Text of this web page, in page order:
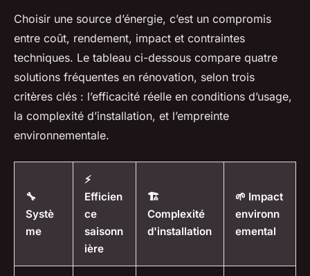
Choisir une source d’énergie, c’est un compromis
entre coût, rendement, impact et contraintes
techniques. Le tableau ci-dessous compare quatre
solutions fréquentes en rénovation, selon trois
critères clés : l’efficacité réelle en conditions d’usage,
la complexité d’installation, et l’empreinte
environnementale.
🔧
Systè
me
⚡
Efficien
ce
saisonn
ière
🏗️
Complexité
d'installation
🌱 Impact
environn
emental